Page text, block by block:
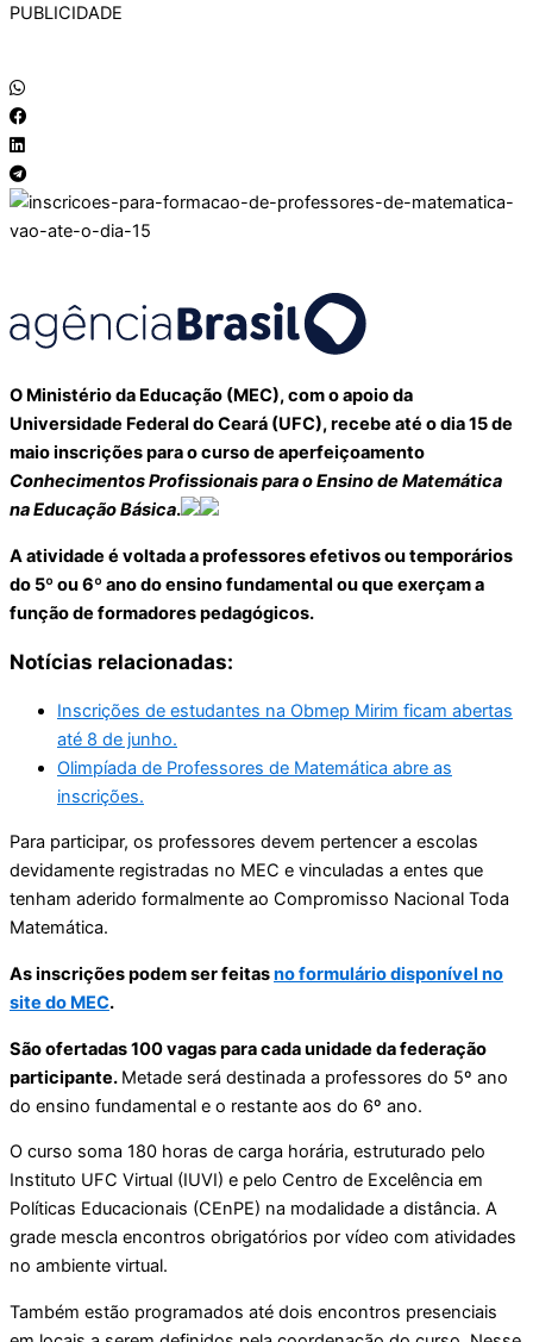
PUBLICIDADE
O Ministério da Educação (MEC), com o apoio da
Universidade Federal do Ceará (UFC), recebe até o dia 15 de
maio inscrições para o curso de aperfeiçoamento
Conhecimentos Profissionais para o Ensino de Matemática
na Educação Básica.
A atividade é voltada a professores efetivos ou temporários
do 5º ou 6º ano do ensino fundamental ou que exerçam a
função de formadores pedagógicos.
Notícias relacionadas:
Inscrições de estudantes na Obmep Mirim ficam abertas
até 8 de junho.
Olimpíada de Professores de Matemática abre as
inscrições.
Para participar, os professores devem pertencer a escolas
devidamente registradas no MEC e vinculadas a entes que
tenham aderido formalmente ao Compromisso Nacional Toda
Matemática.
As inscrições podem ser feitasno formulário disponível no
site do MEC.
São ofertadas 100 vagas para cada unidade da federação
participante. Metade será destinada a professores do 5º ano
do ensino fundamental e o restante aos do 6º ano.
O curso soma 180 horas de carga horária, estruturado pelo
Instituto UFC Virtual (IUVI) e pelo Centro de Excelência em
Políticas Educacionais (CEnPE) na modalidade a distância. A
grade mescla encontros obrigatórios por vídeo com atividades
no ambiente virtual.
Também estão programados até dois encontros presenciais